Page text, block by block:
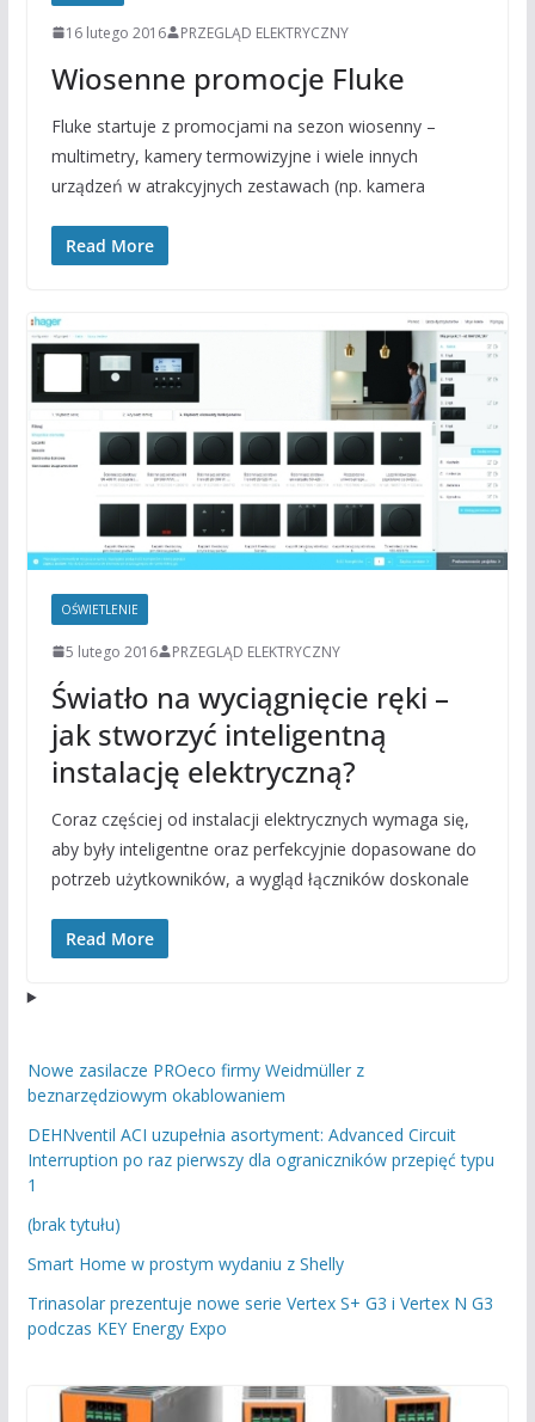
16 lutego 2016 PRZEGLĄD ELEKTRYCZNY
Wiosenne promocje Fluke
Fluke startuje z promocjami na sezon wiosenny –
multimetry, kamery termowizyjne i wiele innych
urządzeń w atrakcyjnych zestawach (np. kamera
Read More
OŚWIETLENIE
5 lutego 2016 PRZEGLĄD ELEKTRYCZNY
Światło na wyciągnięcie ręki –
jak stworzyć inteligentną
instalację elektryczną?
Coraz częściej od instalacji elektrycznych wymaga się,
aby były inteligentne oraz perfekcyjnie dopasowane do
potrzeb użytkowników, a wygląd łączników doskonale
Read More
Nowe zasilacze PROeco firmy Weidmüller z
beznarzędziowym okablowaniem
DEHNventil ACI uzupełnia asortyment: Advanced Circuit
Interruption po raz pierwszy dla ograniczników przepięć typu
1
(brak tytułu)
Smart Home w prostym wydaniu z Shelly
Trinasolar prezentuje nowe serie Vertex S+ G3 i Vertex N G3
podczas KEY Energy Expo